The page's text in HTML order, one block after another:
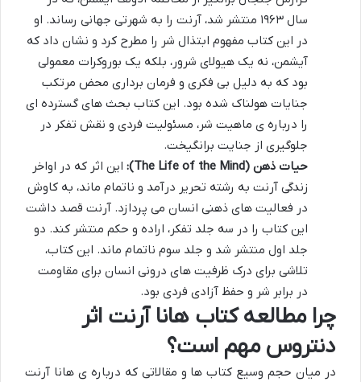
سال ۱۹۶۳ منتشر شد، آرنت را به شهرتی جهانی رساند. او
در این کتاب مفهوم ابتذال شر را مطرح کرد و نشان داد که
آیشمن، نه یک هیولای شرور، بلکه یک بوروکرات معمولی
بود که به دلیل بی فکری و فرمان برداری محض مرتکب
جنایات هولناک شده بود. این کتاب بحث های گسترده ای
را درباره ی ماهیت شر، مسئولیت فردی و نقش تفکر در
جلوگیری از جنایت برانگیخت.
حیات ذهن (The Life of the Mind):
این اثر که در اواخر
زندگی آرنت به رشته تحریر درآمد و ناتمام ماند، به کاوش
در فعالیت های ذهنی انسان می پردازد. آرنت قصد داشت
این کتاب را در سه جلد تفکر، اراده و حکم منتشر کند. دو
جلد اول منتشر شد و جلد سوم ناتمام ماند. این کتاب،
تلاشی برای درک ظرفیت های درونی انسان برای مقاومت
در برابر شر و حفظ آزادی فردی بود.
چرا مطالعه کتاب هانا آرنت اثر
دنتروس مهم است؟
در میان حجم وسیع کتاب ها و مقالاتی که درباره ی هانا آرنت